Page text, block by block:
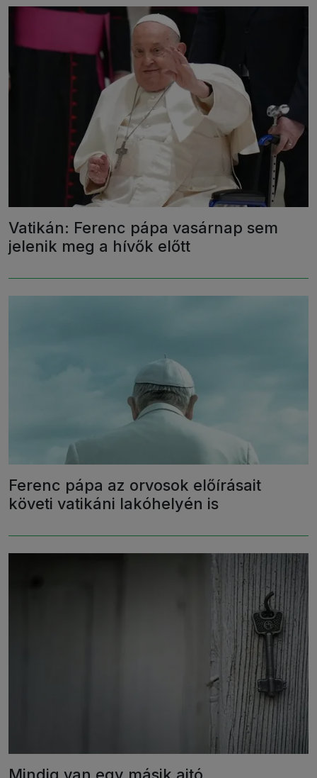
Vatikán: Ferenc pápa vasárnap sem
jelenik meg a hívők előtt
Ferenc pápa az orvosok előírásait
követi vatikáni lakóhelyén is
Mindig van egy másik ajtó